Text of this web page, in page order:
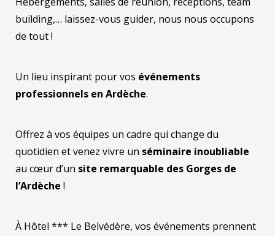
building,… laissez-vous guider, nous nous occupons
de tout !
Un lieu inspirant pour vos événements
professionnels en Ardèche.
Offrez à vos équipes un cadre qui change du
quotidien et venez vivre un séminaire inoubliable
au cœur d’un site remarquable des Gorges de
l’Ardèche !
À Hôtel *** Le Belvédère, vos événements prennent